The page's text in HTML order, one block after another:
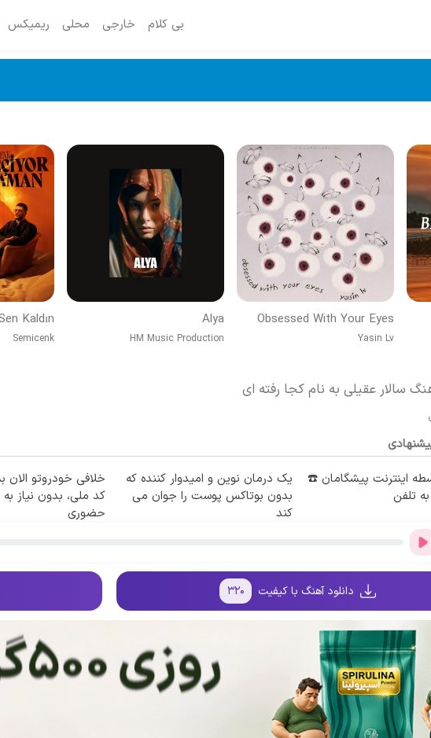
بی کلام خارجی محلی ریمیکس
Obsessed With Your Eyes
Yasin Lv
Alya
HM Music Production
Kaldın
Semicenk
سالار عقیلی به نام کجا رفته ای
4 قسطه اینترنت پیشگامان ☎️
تلفن
یک درمان نوین و امیدوار کننده که
بدون بوتاکس پوست را جوان می
کند
خلافی خودروتو الان
کد ملی، بدون نیاز
حضوری
دانلود آهنگ با کیفیت ۳۲۰